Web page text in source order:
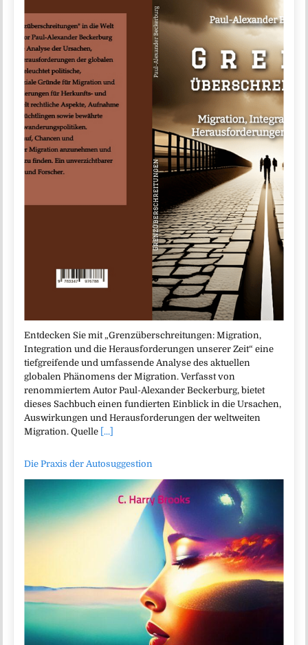
Entdecken Sie mit „Grenzüberschreitungen: Migration,
Integration und die Herausforderungen unserer Zeit“ eine
tiefgreifende und umfassende Analyse des aktuellen
globalen Phänomens der Migration. Verfasst von
renommiertem Autor Paul-Alexander Beckerburg, bietet
dieses Sachbuch einen fundierten Einblick in die Ursachen,
Auswirkungen und Herausforderungen der weltweiten
Migration. Quelle [...]
Die Praxis der Autosuggestion